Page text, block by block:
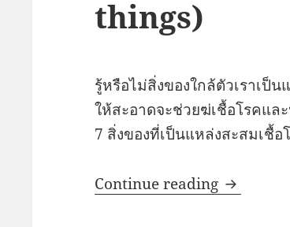
things)
รู้หรือไม่สิ่งของใกล้ตัวเราเป็
ให้สะอาดจะช่วยฆ่เชื้อโรคแล
7 สิ่งของที่เป็นแหล่งสะสมเชื้อ
Continue reading ของใช้ใก